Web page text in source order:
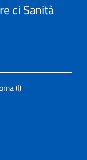
di Sanità
(I)